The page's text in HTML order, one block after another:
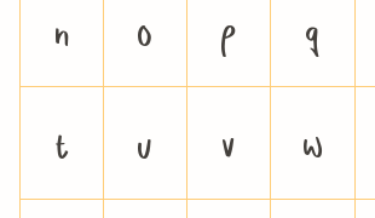
n
o p q
t
u v w